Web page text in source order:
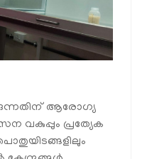
ആരോഗ്യ
വകുപ്പും പ്രത്യേക